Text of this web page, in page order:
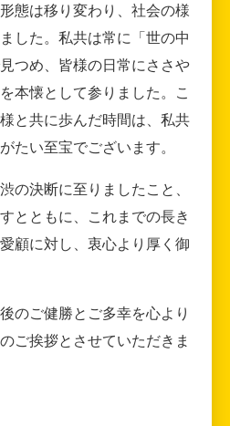
態は移り変わり、社会の様
した。私共は常に「世の中
つめ、皆様の日常にささや
本懐として参りました。こ
と共に歩んだ時間は、私共
たい至宝でございます。
の決断に至りましたこと、
とともに、これまでの長き
顧に対し、衷心より厚く御
のご健勝とご多幸を心より
ご挨拶とさせていただきま